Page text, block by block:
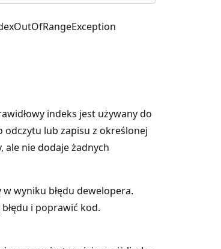
indeks jest używany do
odczytu lub zapisu z określonej
ale nie dodaje żadnych
w wyniku błędu dewelopera.
i poprawić kod.